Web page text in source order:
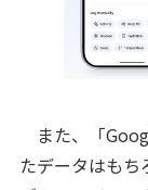
また、「
たデータはも